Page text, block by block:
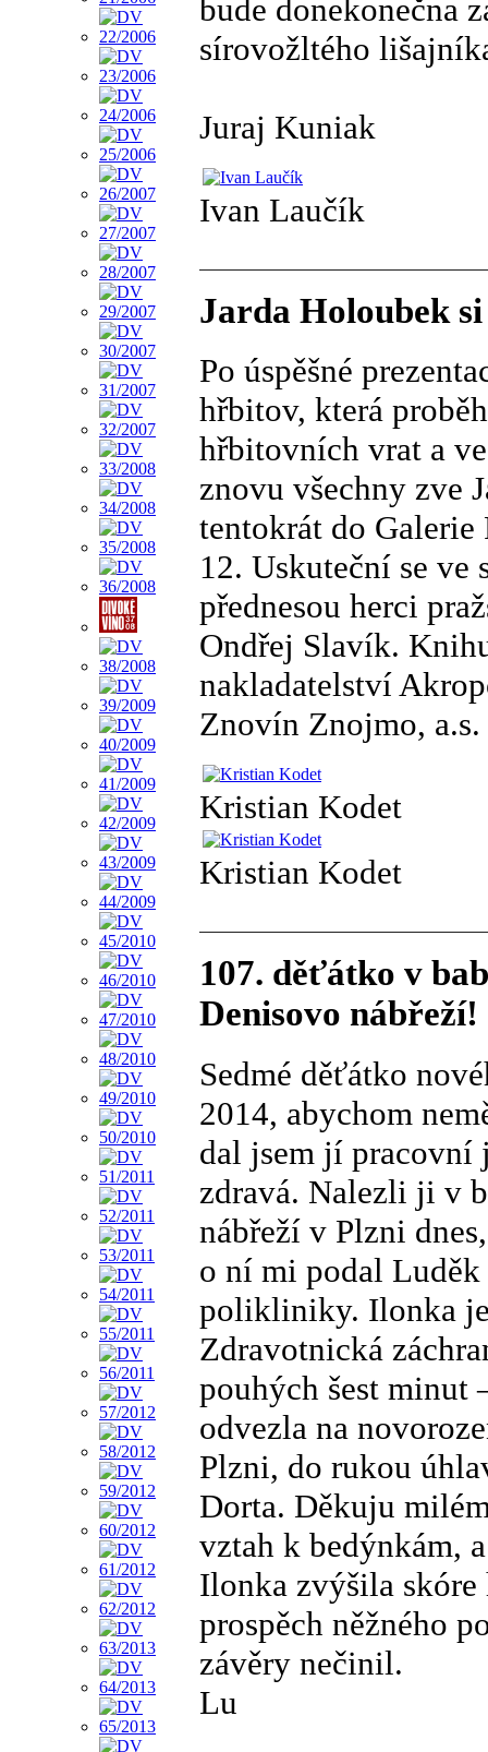
bude donekonečna
sírovožltého
Juraj Kuniak
Ivan Laučík
Jarda Holoubek
Po úspěšné
hřbitov, která
hřbitovních vrat a
znovu všechny zve
tentokrát do Galerie
12. Uskuteční se ve
přednesou herci
Ondřej Slavík.
nakladatelství
Znovín Znojmo, a.s.
Kristian Kodet
Kristian Kodet
107. děťátko v
Denisovo nábřeží!
Sedmé děťátko
2014, abychom
dal jsem jí pracovní
zdravá. Nalezli ji v
nábřeží v Plzni
o ní mi podal
polikliniky. Ilonka
Zdravotnická
pouhých šest minut
odvezla na
Plzni, do rukou
Dorta. Děkuju
vztah k bedýnkám,
Ilonka zvýšila
prospěch něžného
závěry nečinil.
Lu